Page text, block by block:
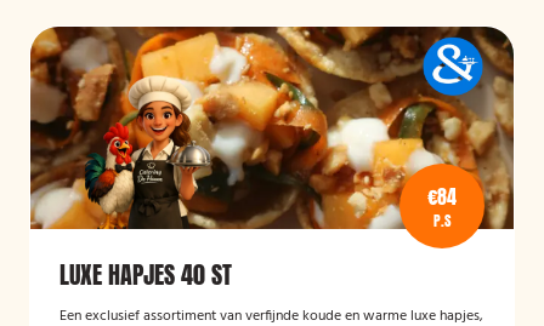
€84
P.S
LUXE HAPJES 40 ST
Een exclusief assortiment van verfijnde koude en warme luxe hapjes,